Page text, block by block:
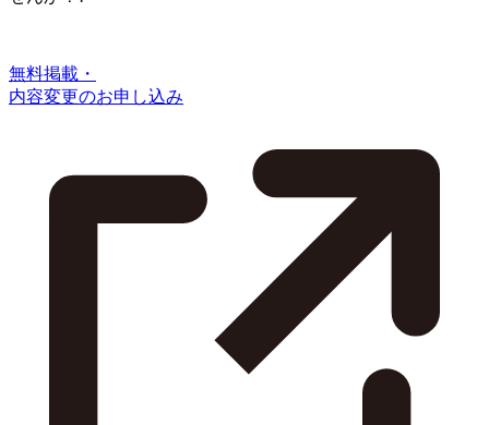
無料掲載・
内容変更のお申し込み